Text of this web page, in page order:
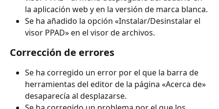
la aplicación web y en la versión de marca blanca.
Se ha añadido la opción «Instalar/Desinstalar el
visor PPAD» en el visor de archivos.
Corrección de errores
Se ha corregido un error por el que la barra de
herramientas del editor de la página «Acerca de»
desaparecía al desplazarse.